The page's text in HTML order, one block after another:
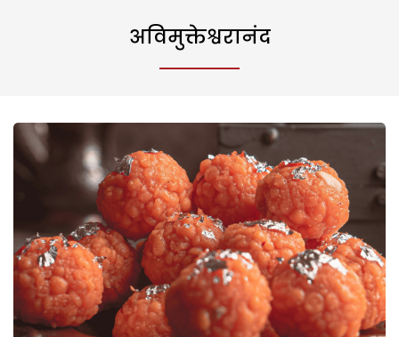
अविमुक्तेश्वरानंद